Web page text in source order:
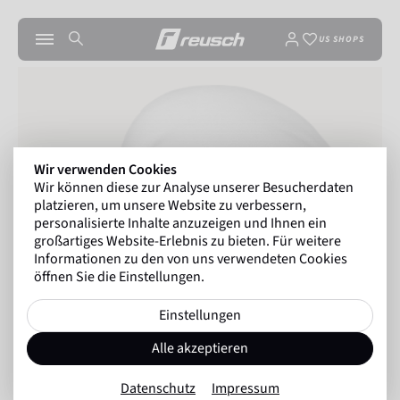
US SHOPS
Wir verwenden Cookies
Wir können diese zur Analyse unserer Besucherdaten
platzieren, um unsere Website zu verbessern,
personalisierte Inhalte anzuzeigen und Ihnen ein
großartiges Website-Erlebnis zu bieten. Für weitere
Informationen zu den von uns verwendeten Cookies
öffnen Sie die Einstellungen.
Einstellungen
Alle akzeptieren
Datenschutz Impressum